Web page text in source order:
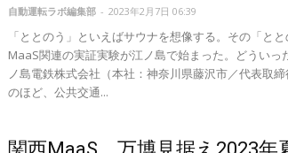
自動運転ラボ編集部 - 2023年2月7日 06:39
「ととのう」といえばサウナを想像する。その「と
MaaS関連の実証実験が江ノ島で始まった。どういっ
ノ島電鉄株式会社（本社：神奈川県藤沢市／代表取
のほど、公共交通...